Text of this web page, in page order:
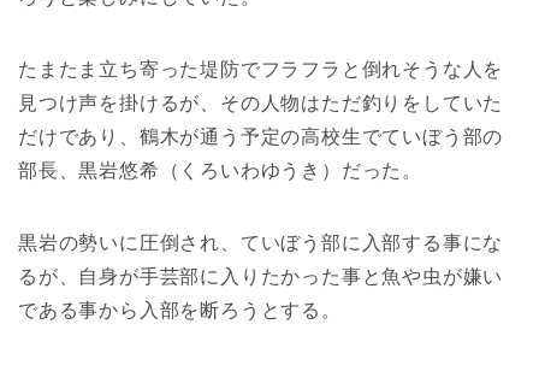
たまたま立ち寄った堤防でフラフラと倒れそうな人を
見つけ声を掛けるが、その人物はただ釣りをしていた
だけであり、鶴木が通う予定の高校生でていぼう部の
部長、黒岩悠希（くろいわゆうき）だった。
黒岩の勢いに圧倒され、ていぼう部に入部する事にな
るが、自身が手芸部に入りたかった事と魚や虫が嫌い
である事から入部を断ろうとする。